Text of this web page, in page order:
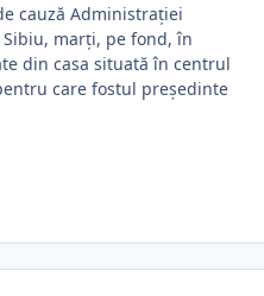
cauză Administrației
Sibiu, marți, pe fond, în
din casa situată în centrul
care fostul președinte